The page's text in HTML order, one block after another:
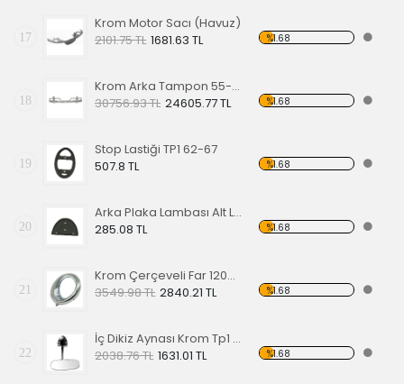
17
Krom Motor Sacı (Havuz)
2101.75 TL 1681.63 TL %1.68
18
Krom Arka Tampon 55-67 Model,Borulu Tip
30756.93 TL 24605.77 TL %1.68
19
Stop Lastiği TP1 62-67
507.8 TL
%1.68
20
Arka Plaka Lambası Alt Lastiği 1200
285.08 TL
%1.68
21
Krom Çerçeveli Far 1200 60-67
3549.98 TL 2840.21 TL %1.68
22
İç Dikiz Aynası Krom Tp1 58-64
2038.76 TL 1631.01 TL %1.68